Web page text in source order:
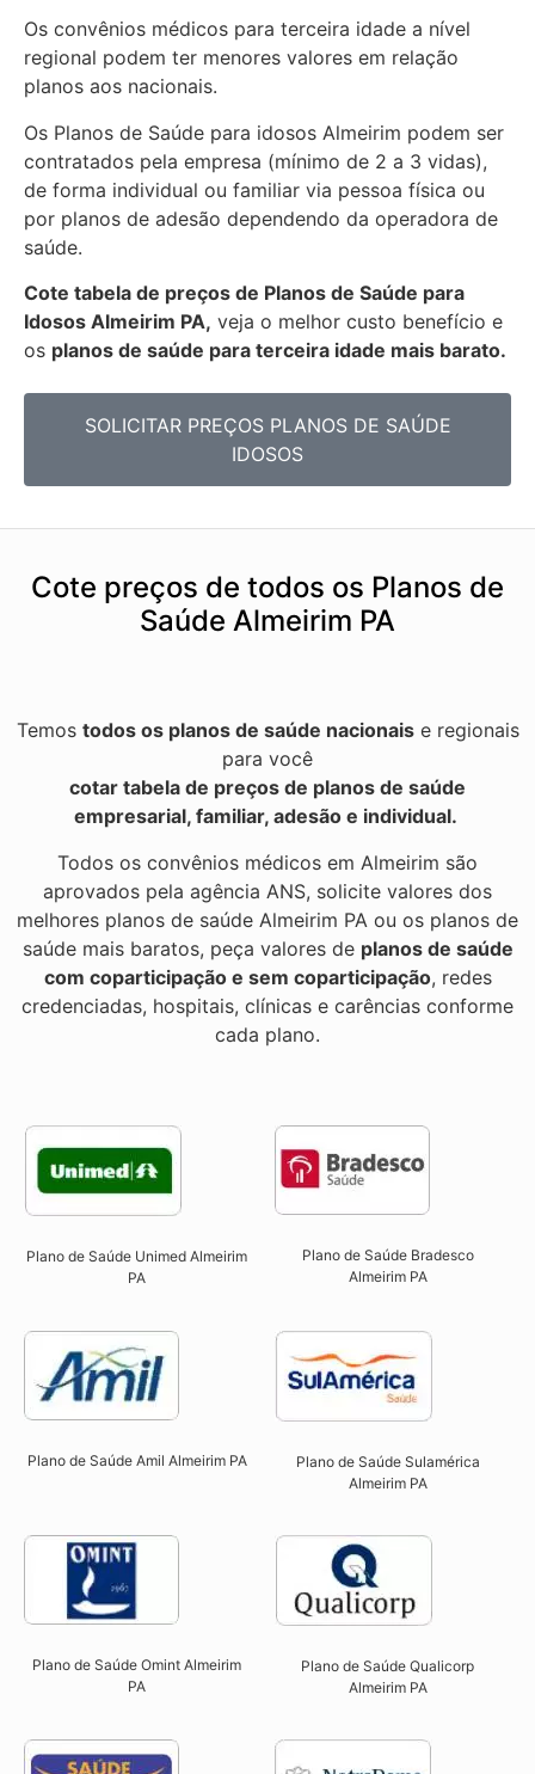
Os convênios médicos para terceira idade a nível
regional podem ter menores valores em relação
planos aos nacionais.
Os Planos de Saúde para idosos Almeirim podem ser
contratados pela empresa (mínimo de 2 a 3 vidas),
de forma individual ou familiar via pessoa física ou
por planos de adesão dependendo da operadora de
saúde.
Cote tabela de preços de Planos de Saúde para
Idosos Almeirim PA, veja o melhor custo benefício e
os planos de saúde para terceira idade mais barato.
SOLICITAR PREÇOS PLANOS DE SAÚDE
IDOSOS
Cote preços de todos os Planos de
Saúde Almeirim PA
Temos todos os planos de saúde nacionaise regionais
para você
cotar tabela de preços de planos de saúde
empresarial, familiar, adesão e individual.
Todos os convênios médicos em Almeirim são
aprovados pela agência ANS, solicite valores dos
melhores planos de saúde Almeirim PA ou os planos de
saúde mais baratos, peça valores de planos de saúde
com coparticipação e sem coparticipação, redes
credenciadas, hospitais, clínicas e carências conforme
cada plano.
Plano de Saúde Unimed Almeirim
PA
Plano de Saúde Bradesco
Almeirim PA
Plano de Saúde Amil Almeirim PA
Plano de Saúde Sulamérica
Almeirim PA
Plano de Saúde Omint Almeirim
PA​
Plano de Saúde Qualicorp
Almeirim PA​